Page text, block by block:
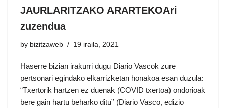
JAURLARITZAKO ARARTEKOAri
zuzendua
by bizitzaweb 19 iraila, 2021
Haserre bizian irakurri dugu Diario Vascok zure
pertsonari egindako elkarrizketan honakoa esan duzula:
“Txertorik hartzen ez duenak (COVID txertoa) ondorioak
bere gain hartu beharko ditu” (Diario Vasco, edizio